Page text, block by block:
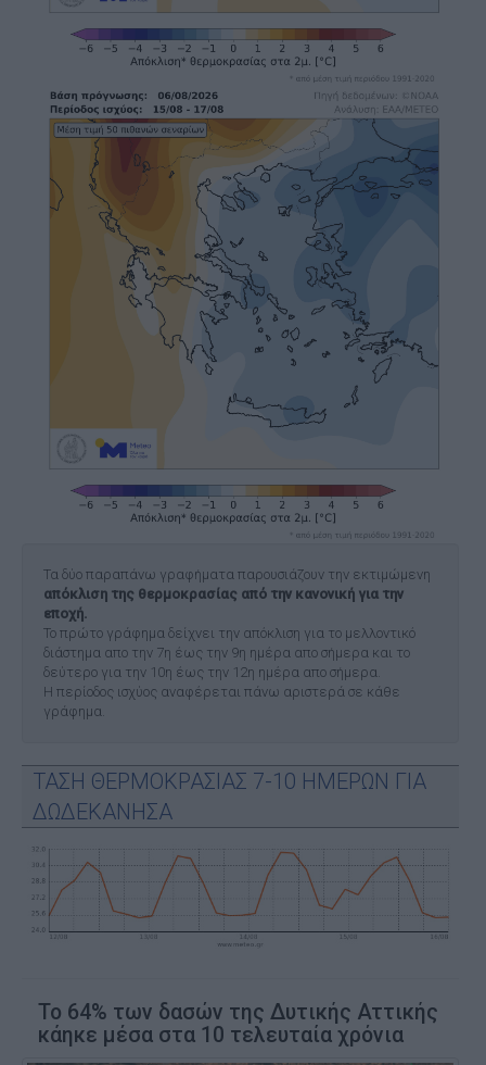
Τα δύο παραπάνω γραφήματα παρουσιάζουν την εκτιμώμενη
απόκλιση της θερμοκρασίας από την κανονική για την
εποχή.
Το πρώτο γράφημα δείχνει την απόκλιση για το μελλοντικό
διάστημα απο την 7η έως την 9η ημέρα απο σήμερα και το
δεύτερο για την 10η έως την 12η ημέρα απο σήμερα.
Η περίοδος ισχύος αναφέρεται πάνω αριστερά σε κάθε
γράφημα.
ΤΑΣΗ ΘΕΡΜΟΚΡΑΣΙΑΣ 7-10 ΗΜΕΡΩΝ ΓΙΑ
ΔΩΔΕΚΑΝΗΣΑ
Το 64% των δασών της Δυτικής Αττικής
κάηκε μέσα στα 10 τελευταία χρόνια